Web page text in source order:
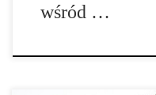
wśród …